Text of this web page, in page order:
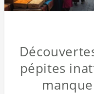
pépites